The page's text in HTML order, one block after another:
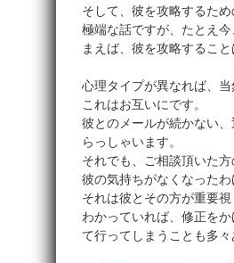
そして、彼を攻略するた
極端な話ですが、たとえ
まえば、彼を攻略するこ
心理タイプが異なれば、
これはお互いにです。
彼とのメールが続かない
らっしゃいます。
それでも、ご相談頂いた
彼の気持ちがなくなったわ
それは彼とその方が重要
わかっていれば、修正を
て行ってしまうことも多